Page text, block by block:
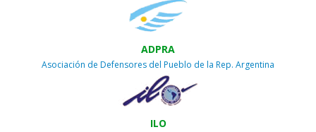
ADPRA
Asociación de Defensores del Pueblo de la Rep. Argentina
ILO